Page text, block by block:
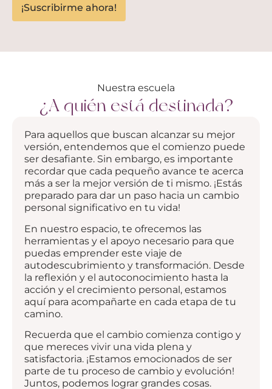
¡Suscribirme ahora!
Nuestra escuela
¿A quién está destinada?
Para aquellos que buscan alcanzar su mejor
versión, entendemos que el comienzo puede
ser desafiante. Sin embargo, es importante
recordar que cada pequeño avance te acerca
más a ser la mejor versión de ti mismo. ¡Estás
preparado para dar un paso hacia un cambio
personal significativo en tu vida!
En nuestro espacio, te ofrecemos las
herramientas y el apoyo necesario para que
puedas emprender este viaje de
autodescubrimiento y transformación. Desde
la reflexión y el autoconocimiento hasta la
acción y el crecimiento personal, estamos
aquí para acompañarte en cada etapa de tu
camino.
Recuerda que el cambio comienza contigo y
que mereces vivir una vida plena y
satisfactoria. ¡Estamos emocionados de ser
parte de tu proceso de cambio y evolución!
Juntos, podemos lograr grandes cosas.